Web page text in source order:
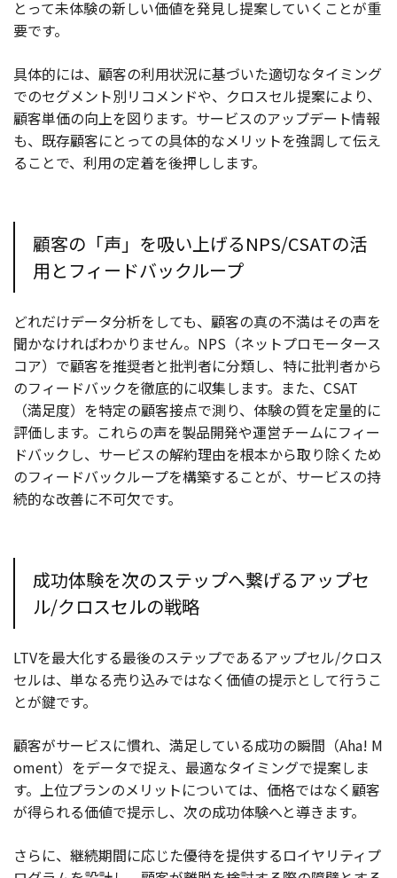
とって未体験の新しい価値を発見し提案していくことが重
要です。
具体的には、顧客の利用状況に基づいた適切なタイミング
でのセグメント別リコメンドや、クロスセル提案により、
顧客単価の向上を図ります。サービスのアップデート情報
も、既存顧客にとっての具体的なメリットを強調して伝え
ることで、利用の定着を後押しします。
顧客の「声」を吸い上げるNPS/CSATの活
用とフィードバックループ
どれだけデータ分析をしても、顧客の真の不満はその声を
聞かなければわかりません。NPS（ネットプロモータース
コア）で顧客を推奨者と批判者に分類し、特に批判者から
のフィードバックを徹底的に収集します。また、CSAT
（満足度）を特定の顧客接点で測り、体験の質を定量的に
評価します。これらの声を製品開発や運営チームにフィー
ドバックし、サービスの解約理由を根本から取り除くため
のフィードバックループを構築することが、サービスの持
続的な改善に不可欠です。
成功体験を次のステップへ繋げるアップセ
ル/クロスセルの戦略
LTVを最大化する最後のステップであるアップセル/クロス
セルは、単なる売り込みではなく価値の提示として行うこ
とが鍵です。
顧客がサービスに慣れ、満足している成功の瞬間（Aha! M
oment）をデータで捉え、最適なタイミングで提案しま
す。上位プランのメリットについては、価格ではなく顧客
が得られる価値で提示し、次の成功体験へと導きます。
さらに、継続期間に応じた優待を提供するロイヤリティプ